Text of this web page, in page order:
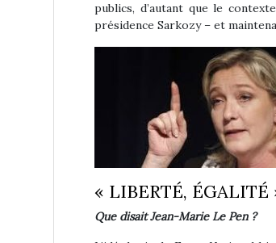
publics, d’autant que le
présidence Sarkozy – et
« LIBERTÉ, ÉGALITÉ
Que disait Jean-Marie Le Pen ?